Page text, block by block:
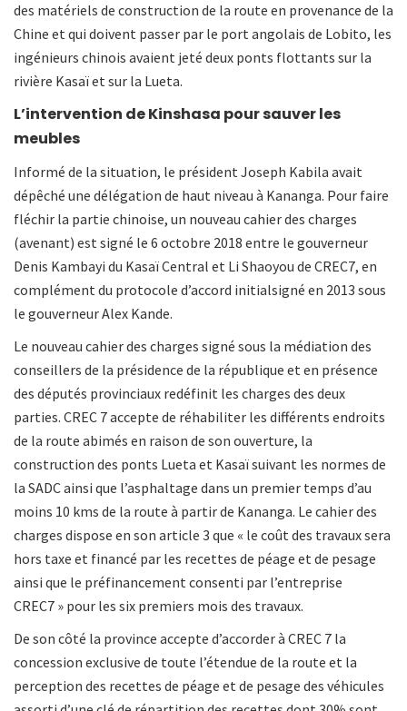
des matériels de construction de la route en provenance de la
Chine et qui doivent passer par le port angolais de Lobito, les
ingénieurs chinois avaient jeté deux ponts flottants sur la
rivière Kasaï et sur la Lueta.
L’intervention de Kinshasa pour sauver les
meubles
Informé de la situation, le président Joseph Kabila avait
dépêché une délégation de haut niveau à Kananga. Pour faire
fléchir la partie chinoise, un nouveau cahier des charges
(avenant) est signé le 6 octobre 2018 entre le gouverneur
Denis Kambayi du Kasaï Central et Li Shaoyou de CREC7, en
complément du protocole d’accord initialsigné en 2013 sous
le gouverneur Alex Kande.
Le nouveau cahier des charges signé sous la médiation des
conseillers de la présidence de la république et en présence
des députés provinciaux redéfinit les charges des deux
parties. CREC 7 accepte de réhabiliter les différents endroits
de la route abimés en raison de son ouverture, la
construction des ponts Lueta et Kasaï suivant les normes de
la SADC ainsi que l’asphaltage dans un premier temps d’au
moins 10 kms de la route à partir de Kananga. Le cahier des
charges dispose en son article 3 que « le coût des travaux sera
hors taxe et financé par les recettes de péage et de pesage
ainsi que le préfinancement consenti par l’entreprise
CREC7 » pour les six premiers mois des travaux.
De son côté la province accepte d’accorder à CREC 7 la
concession exclusive de toute l’étendue de la route et la
perception des recettes de péage et de pesage des véhicules